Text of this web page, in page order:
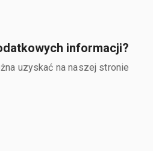
informacji?
uzyskać na naszej stronie